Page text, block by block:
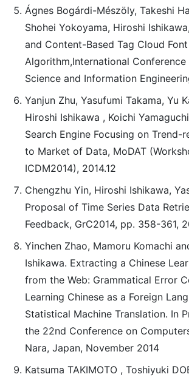
Ágnes Bogárdi-Mészöly, Takeshi
Shohei Yokoyama, Hiroshi
and Content-Based Tag Cloud
Algorithm,International
Science and Information
Yanjun Zhu, Yasufumi Takama, Yu
Hiroshi Ishikawa , Koichi
Search Engine Focusing on Trend-
to Market of Data, MoDAT
ICDM2014), 2014.12
Chengzhu Yin, Hiroshi Ishikawa,
Proposal of Time Series Data
Feedback, GrC2014, pp. 358-361,
Yinchen Zhao, Mamoru Komachi
Ishikawa. Extracting a Chinese
from the Web: Grammatical Error
Learning Chinese as a Foreign
Statistical Machine Translation. In
the 22nd Conference on
Nara, Japan, November 2014
Katsuma TAKIMOTO , Toshiyuki